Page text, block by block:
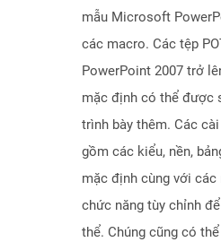
mẫu Microsoft
các macro. Các tệp
PowerPoint 2007 trở
mặc định có thể được
trình bày thêm. Các
gồm các kiểu, nền,
mặc định cùng với
chức năng tùy chỉnh
thể. Chúng cũng có